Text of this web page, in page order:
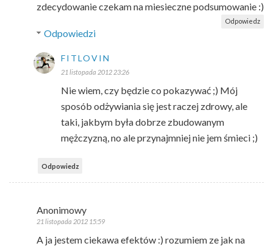
zdecydowanie czekam na miesieczne podsumowanie :)
Odpowiedz
Odpowiedzi
FITLOVIN
21 listopada 2012 23:26
Nie wiem, czy będzie co pokazywać ;) Mój
sposób odżywiania się jest raczej zdrowy, ale
taki, jakbym była dobrze zbudowanym
mężczyzną, no ale przynajmniej nie jem śmieci ;)
Odpowiedz
Anonimowy
21 listopada 2012 15:59
A ja jestem ciekawa efektów :) rozumiem ze jak na